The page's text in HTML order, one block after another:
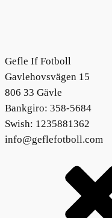
Gefle If Fotboll
Gavlehovsvägen 15
806 33 Gävle
Bankgiro: 358-5684
Swish: 1235881362
info@geflefotboll.com